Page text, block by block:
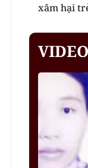
xâm hại
VIDEO